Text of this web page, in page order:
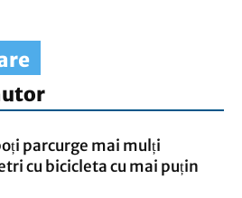
parcurge mai mulți
cu bicicleta cu mai puțin